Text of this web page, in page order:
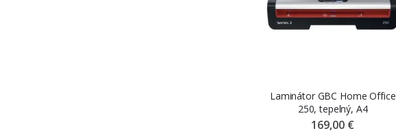
Laminátor GBC Home Office
250, tepelný, A4
169,00 €